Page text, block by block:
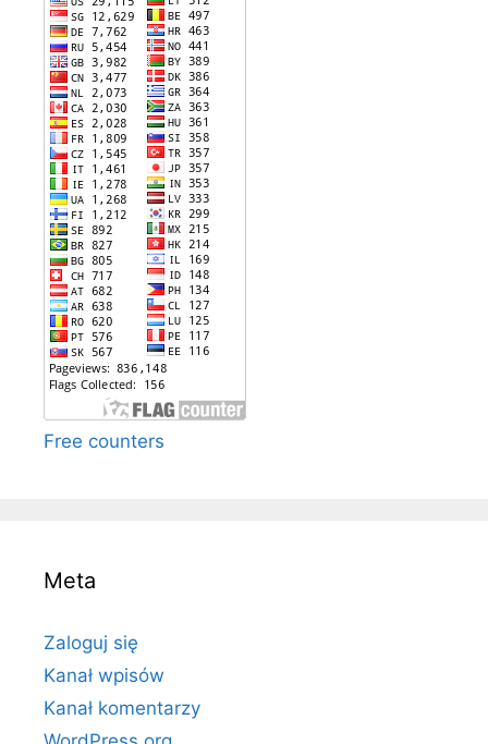
Free counters
Meta
Zaloguj się
Kanał wpisów
Kanał komentarzy